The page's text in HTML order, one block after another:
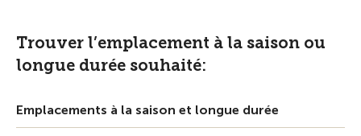
Trouver l’emplacement à la saison ou
longue durée souhaité:
Emplacements à la saison et longue durée